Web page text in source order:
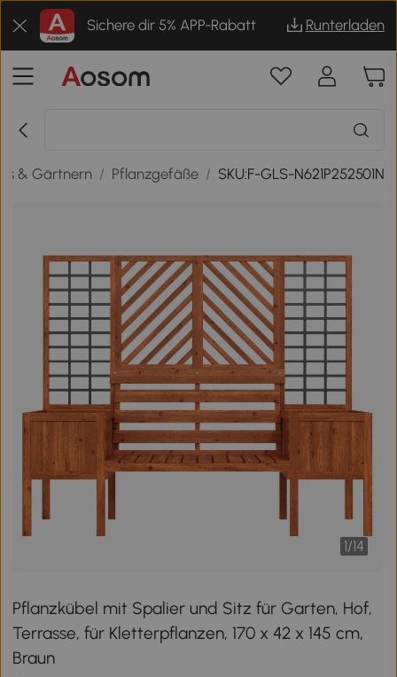
Sichere dir 5% APP-Rabatt Runterladen
& Gärtnern / Pflanzgefäße / SKU:F-GLS-N621P252501N
1/14
Pflanzkübel mit Spalier und Sitz für Garten, Hof,
Terrasse, für Kletterpflanzen, 170 x 42 x 145 cm,
Braun